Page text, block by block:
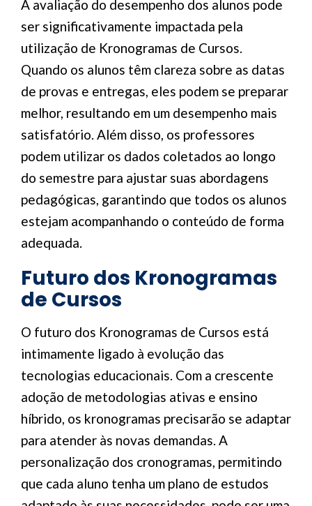
A avaliação do desempenho dos alunos pode
ser significativamente impactada pela
utilização de Kronogramas de Cursos.
Quando os alunos têm clareza sobre as datas
de provas e entregas, eles podem se preparar
melhor, resultando em um desempenho mais
satisfatório. Além disso, os professores
podem utilizar os dados coletados ao longo
do semestre para ajustar suas abordagens
pedagógicas, garantindo que todos os alunos
estejam acompanhando o conteúdo de forma
adequada.
Futuro dos Kronogramas
de Cursos
O futuro dos Kronogramas de Cursos está
intimamente ligado à evolução das
tecnologias educacionais. Com a crescente
adoção de metodologias ativas e ensino
híbrido, os kronogramas precisarão se adaptar
para atender às novas demandas. A
personalização dos cronogramas, permitindo
que cada aluno tenha um plano de estudos